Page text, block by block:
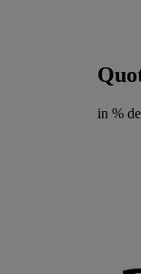
in %